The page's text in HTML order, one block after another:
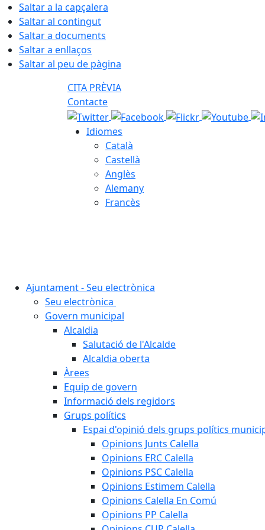
Saltar a la capçalera
Saltar al contingut
Saltar a documents
Saltar a enllaços
Saltar al peu de pàgina
CITA PRÈVIA
Contacte
Idiomes
Català
Castellà
Anglès
Alemany
Francès
Ajuntament - Seu electrònica
Seu electrònica
Govern municipal
Alcaldia
Salutació de l'Alcalde
Alcaldia oberta
Àrees
Equip de govern
Informació dels regidors
Grups polítics
Espai d'opinió dels grups polítics
Opinions Junts Calella
Opinions ERC Calella
Opinions PSC Calella
Opinions Estimem Calella
Opinions Calella En Comú
Opinions PP Calella